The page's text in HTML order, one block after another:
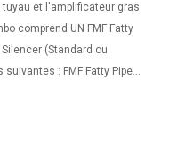
tuyau et l'amplificateur gras
comprend UN FMF Fatty
(Standard ou
: FMF Fatty Pipe :